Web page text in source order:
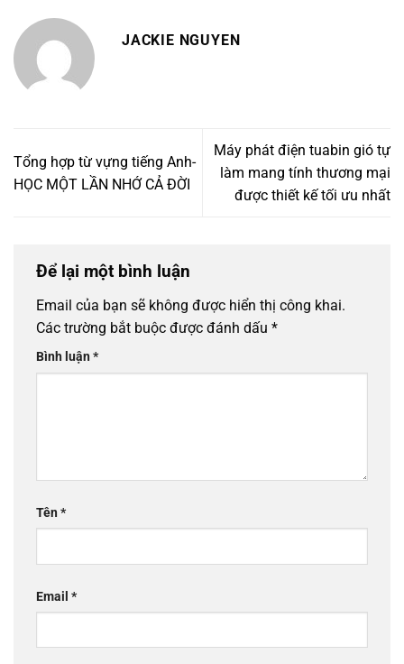
JACKIE NGUYEN
Tổng hợp từ vựng tiếng Anh-
HỌC MỘT LẦN NHỚ CẢ ĐỜI
Máy phát điện tuabin gió tự
làm mang tính thương mại
được thiết kế tối ưu nhất
Để lại một bình luận
Email của bạn sẽ không được hiển thị công khai.
Các trường bắt buộc được đánh dấu *
Bình luận*
Tên*
Email *